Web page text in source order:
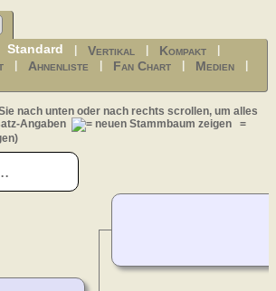
Standard |Vertikal Kompakt
Ahnenliste Fan Chart Medien
nach unten oder nach rechts scrollen, um alles
Angaben
=